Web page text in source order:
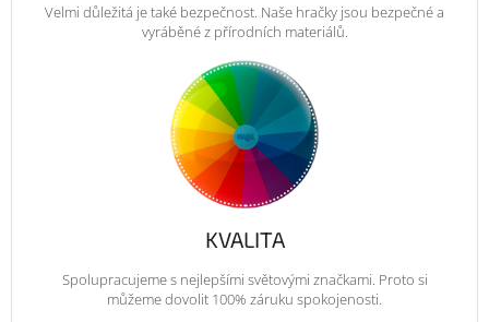
Velmi důležitá je také bezpečnost. Naše hračky jsou bezpečné a
vyráběné z přírodních materiálů.
KVALITA
Spolupracujeme s nejlepšími světovými značkami. Proto si
můžeme dovolit 100% záruku spokojenosti.